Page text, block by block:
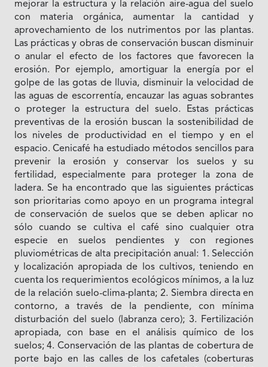
mejorar la estructura y la relación aire-agua del suelo
con materia orgánica, aumentar la cantidad y
aprovechamiento de los nutrimentos por las plantas.
Las prácticas y obras de conservación buscan disminuir
o anular el efecto de los factores que favorecen la
erosión. Por ejemplo, amortiguar la energía por el
golpe de las gotas de lluvia, disminuir la velocidad de
las aguas de escorrentía, encauzar las aguas sobrantes
o proteger la estructura del suelo. Estas prácticas
preventivas de la erosión buscan la sostenibilidad de
los niveles de productividad en el tiempo y en el
espacio. Cenicafé ha estudiado métodos sencillos para
prevenir la erosión y conservar los suelos y su
fertilidad, especialmente para proteger la zona de
ladera. Se ha encontrado que las siguientes prácticas
son prioritarias como apoyo en un programa integral
de conservación de suelos que se deben aplicar no
sólo cuando se cultiva el café sino cualquier otra
especie en suelos pendientes y con regiones
pluviométricas de alta precipitación anual: 1. Selección
y localización apropiada de los cultivos, teniendo en
cuenta los requerimientos ecológicos mínimos, a la luz
de la relación suelo-clima-planta; 2. Siembra directa en
contorno, a través de la pendiente, con mínima
disturbación del suelo (labranza cero); 3. Fertilización
apropiada, con base en el análisis químico de los
suelos; 4. Conservación de las plantas de cobertura de
porte bajo en las calles de los cafetales (coberturas